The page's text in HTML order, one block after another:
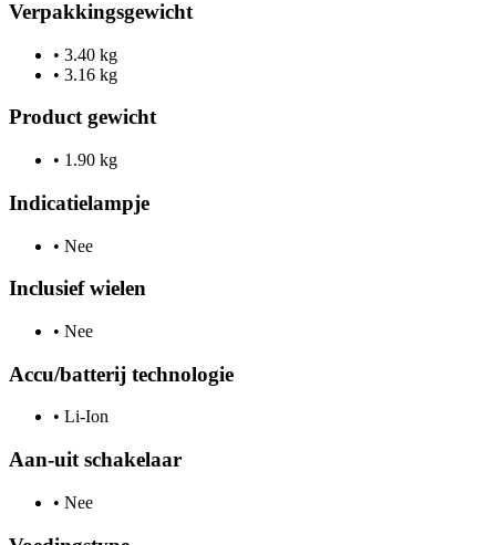
Verpakkingsgewicht
• 3.40 kg
• 3.16 kg
Product gewicht
• 1.90 kg
Indicatielampje
• Nee
Inclusief wielen
• Nee
Accu/batterij technologie
• Li-Ion
Aan-uit schakelaar
• Nee